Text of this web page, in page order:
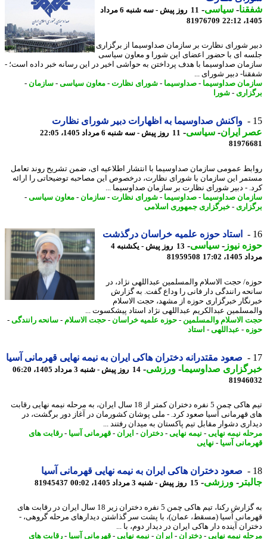
-سیاسی-
11 روز پیش - سه شنبه 6 مرداد
81976709
شورای نظارت بر سازمان صداوسیما از برگزاری
ای با حضور اعضای این شورا و معاون سیاسی
صداوسیما با هدف پرداختن به حواشی اخیر در این رسانه خبر داده است؛ -
دبیر شورای ...
صداوسیما-صداوسیما-شورای نظارت- معاون سیاسی-سازمان -
- شورا
واکنش صداوسیما به اظهارات دبیر شورای نظارت
ایران- سیاسی-11 روز پیش - سه شنبه 6 مرداد 1405، 22:05
عمومی سازمان صداوسیما با انتشار اطلاعیه ای، ضمن تشریح روند تعامل
این سازمان با شورای نظارت، درخصوص این مصاحبه توضیحاتی را ارائه
- دبیر شورای نظارت بر سازمان صداوسیما ...
صداوسیما-صداوسیما-شورای نظارت- سازمان -معاون سیاسی-
- خبرگزاری جمهوری اسلامی
استاد حوزه علمیه خراسان درگذشت
نیوز-سیاسی-
13 روز پیش - یکشنبه 4
17:02
81959508
حجت الاسلام والمسلمین عبداللهی نژاد، در
رانندگی دار فانی را وداع گفت. به گزارش
خبرگزاری حوزه از مشهد، حجت الاسلام
عبدالکریم عبداللهی نژاد استاد پیشکسوت ...
الاسلام والمسلمین-حوزه علمیه خراسان-حجت الاسلام-سانحه رانندگی-
-عبداللهی-استاد
صداوسیما-ورزشی-14 روز پیش - شنبه 3 مرداد 1405، 06:20
تیم هاکی چمن 5 نفره دختران کمتر از 18 سال ایران، به مرحله نیمه نهایی رقابت
قهرمانی آسیا صعود کرد. - ملی پوشان کشورمان در آغاز دور برگشت، در
دشوار مقابل تیم پاکستان به میدان رفتند ...
نیمه نهایی-نیمه نهایی-دختران- ایران - قهرمانی آسیا -رقابت های
آسیا -نهایی
صعود دختران هاکی ایران به نیمه نهایی قهرمانی آسیا
-ورزشی-15 روز پیش - شنبه 3 مرداد 1405، 00:02 81945437
‎به گزارش رکنا، تیم هاکی چمن 5 نفره دختران زیر 18 سال ایران در رقابت های
آسیا (مسقط، عمان)، با پشت سر گذاشتن دیدارهای مرحله گروهی، -
آینده دار هاکی ایران در دیدار دوم، با ...
نیمه نهایی-دختران- ایران - نیمه نهایی-قهرمانی آسیا -رقابت های